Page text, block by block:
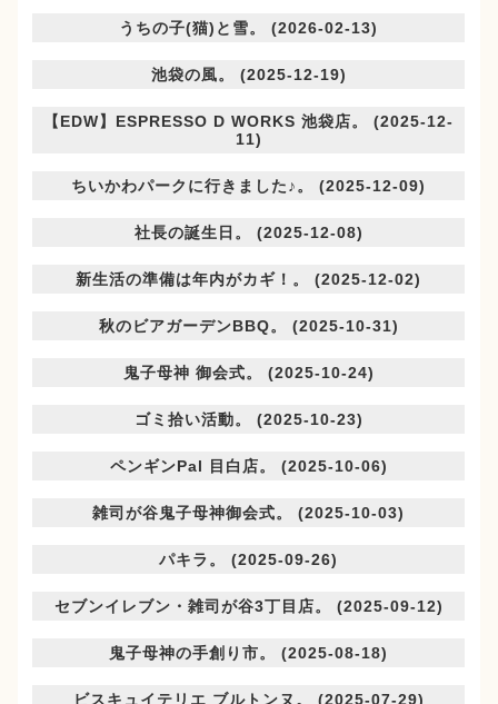
うちの子(猫)と雪。 (2026-02-13)
池袋の風。 (2025-12-19)
【EDW】ESPRESSO D WORKS 池袋店。 (2025-12-
11)
ちいかわパークに行きました♪。 (2025-12-09)
社長の誕生日。 (2025-12-08)
新生活の準備は年内がカギ！。 (2025-12-02)
秋のビアガーデンBBQ。 (2025-10-31)
鬼子母神 御会式。 (2025-10-24)
ゴミ拾い活動。 (2025-10-23)
ペンギンPal 目白店。 (2025-10-06)
雑司が谷鬼子母神御会式。 (2025-10-03)
パキラ。 (2025-09-26)
セブンイレブン・雑司が谷3丁目店。 (2025-09-12)
鬼子母神の手創り市。 (2025-08-18)
ビスキュイテリエ ブルトンヌ。 (2025-07-29)